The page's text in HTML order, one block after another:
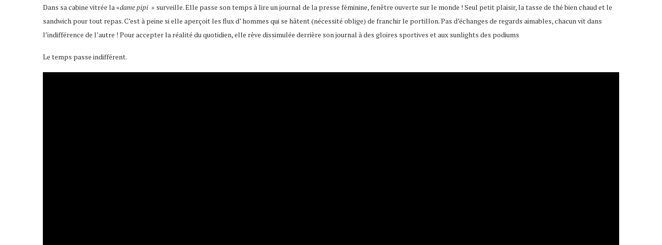
Dans sa cabine vitrée la «dame pipi » surveille. Elle passe son temps à lire un journal de la presse féminine, fenêtre ouverte sur le monde ! Seul petit plaisir, la tasse de thé bien chaud et le
sandwich pour tout repas. C’est à peine si elle aperçoit les flux d’ hommes qui se hâtent (nécessité oblige) de franchir le portillon. Pas d’échanges de regards aimables, chacun vit dans
l’indifférence de l’autre ! Pour accepter la réalité du quotidien, elle rêve dissimulée derrière son journal à des gloires sportives et aux sunlights des podiums
Le temps passe indifférent.